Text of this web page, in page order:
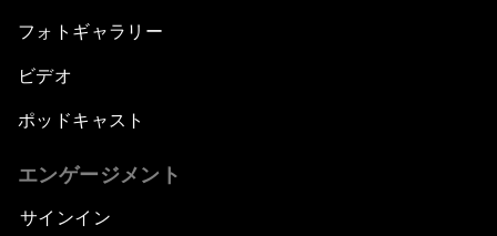
フォトギャラリー
ビデオ
ポッドキャスト
エンゲージメント
サインイン